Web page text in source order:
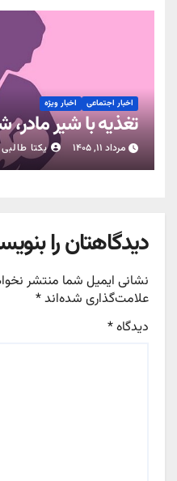
اخبار اجتماعی اخبار ویژه
تغذیه با شیر
مرداد ۱۱, ۱۴۰۵ یکتا طالبی
دیدگاهتان را
نشانی ایمیل شما منتشر
علامت‌گذاری شده‌اند*
دیدگاه*